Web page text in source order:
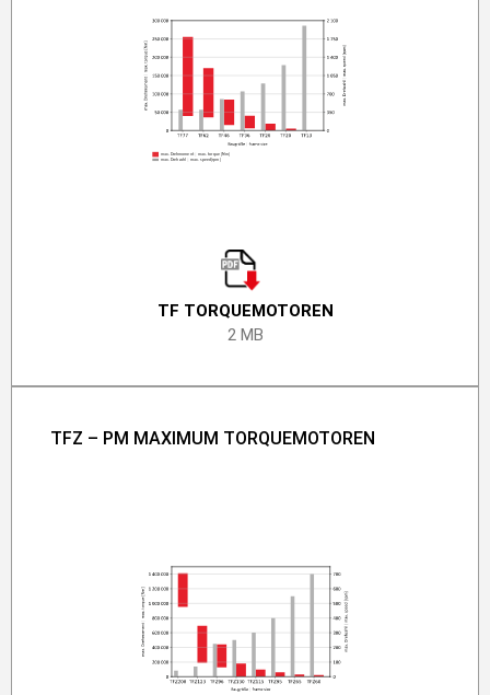
TF TORQUE­­­­­­­MOTO­REN
2 MB
TFZ – PM MAXIMUM TORQUEMOTOREN